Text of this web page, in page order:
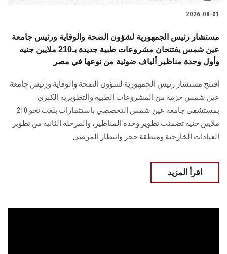
2026-08-01
مستشار رئيس الجمهورية لشؤون الصحة والوقاية ورئيس جامعة
عين شمس يفتتحان مشروعات طبية جديدة بـ210 ملايين جنيه
وأول وحدة مناظير ألياف ضوئية من نوعها في مصر
افتتح مستشار رئيس الجمهورية لشؤون الصحة والوقاية ورئيس جامعة
عين شمس حزمة من المشروعات الطبية والتطويرية الكبرى
بمستشفى جامعة عين شمس التخصصي باستثمارات بلغت نحو 210
ملايين جنيه تضمنت تطوير وحدة المناظير، والمرحلة الثانية من تطوير
العيادات الخارجية ومنطقة حجز وانتظار المرضى
اقرأ المزيد